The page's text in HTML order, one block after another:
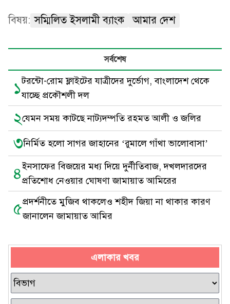
বিষয়: সম্মিলিত ইসলামী ব্যাংক আমার দেশ
সর্বশেষ
১টরন্টো-রোম ফ্লাইটের যাত্রীদের দুর্ভোগ, বাংলাদেশ থেকে
যাচ্ছে প্রকৌশলী দল
২যেমন সময় কাটছে নাট্যদম্পতি রহমত আলী ও জলির
৩নির্মিত হলো সাগর জাহানের ‘রুমালে গাঁথা ভালোবাসা’
৪ইনসাফের বিজয়ের মধ্য দিয়ে দুর্নীতিবাজ, দখলদারদের
প্রতিশোধ নেওয়ার ঘোষণা জামায়াত আমিরের
৫প্রদর্শনীতে মুজিব থাকলেও শহীদ জিয়া না থাকার কারণ
জানালেন জামায়াত আমির
এলাকার খবর